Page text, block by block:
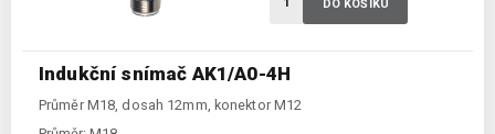
Indukční snímač AK1/A0-4H
Průměr M18, dosah 12mm, konektor M12
DO KOŠÍKU